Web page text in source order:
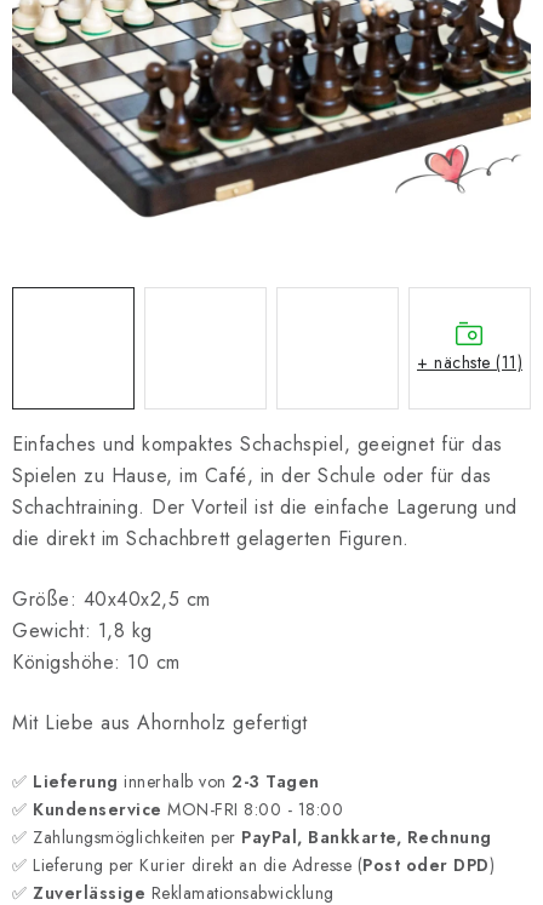
SCHACH-ANTIQUITÄTENLADEN
SCHACH ONLINE
SCHACH-MERCH
SCHACH GESCHENKE
Geschäftsbedingungen
Einfaches und kompaktes Schachspiel, geeignet für das
Spielen zu Hause, im Café, in der Schule oder für das
Schachtraining. Der Vorteil ist die einfache Lagerung und
die direkt im Schachbrett gelagerten Figuren.
Größe: 40x40x2,5 cm
Gewicht: 1,8 kg
Königshöhe: 10 cm
Mit Liebe aus Ahornholz gefertigt
✅ Lieferung innerhalb von 2-3 Tagen
✅ Kundenservice MON-FRI 8:00 - 18:00
✅ Zahlungsmöglichkeiten per PayPal, Bankkarte, Rechnung
✅ Lieferung per Kurier direkt an die Adresse (Post oder DPD)
✅ Zuverlässige Reklamationsabwicklung
+ nächste (11)